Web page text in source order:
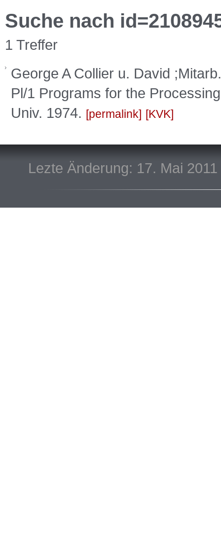
Suche nach
1 Treffer
George A Collier u. David
Pl/1 Programs for the
Univ. 1974.
permalink KVK
Lezte Änderung: 17. Mai